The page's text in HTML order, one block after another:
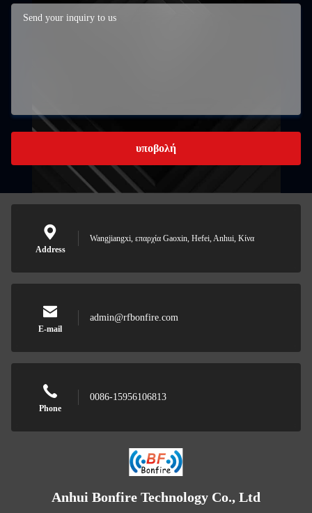
υποβολή
Address
Wangjiangxi, επαρχία Gaoxin, Hefei, Anhui, Κίνα
E-mail
admin@rfbonfire.com
Phone
0086-15956106813
Anhui Bonfire Technology Co., Ltd